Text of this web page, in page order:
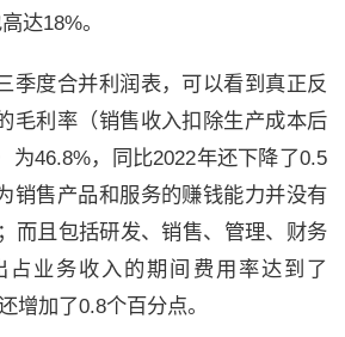
达18%。
季度合并利润表，可以看到真正反
毛利率（销售收入扣除生产成本后
为46.8%，同比2022年还下降了0.5
销售产品和服务的赚钱能力并没有
而且包括研发、销售、管理、财务
占业务收入的期间费用率达到了
增加了0.8个百分点。